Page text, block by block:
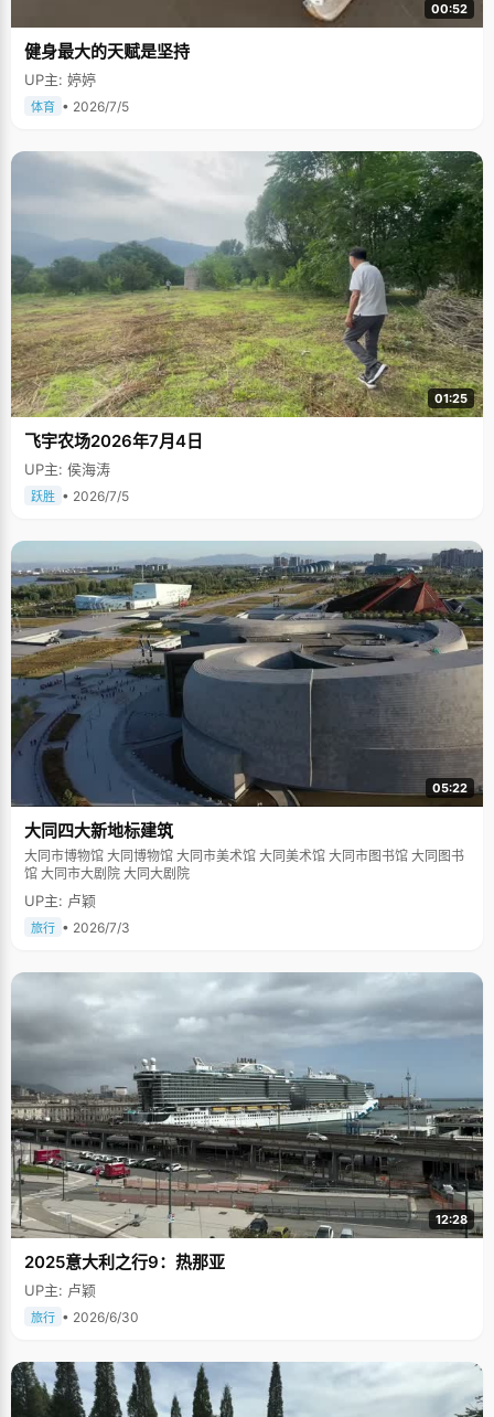
00:52
健身最大的天赋是坚持
UP主: 婷婷
体育 • 2026/7/5
01:25
飞宇农场2026年7月4日
UP主: 侯海涛
跃胜 • 2026/7/5
05:22
大同四大新地标建筑
大同市博物馆 大同博物馆 大同市美术馆 大同美术馆 大同市图书馆 大同图书
馆 大同市大剧院 大同大剧院
UP主: 卢颖
旅行 • 2026/7/3
12:28
2025意大利之行9：热那亚
UP主: 卢颖
旅行 • 2026/6/30